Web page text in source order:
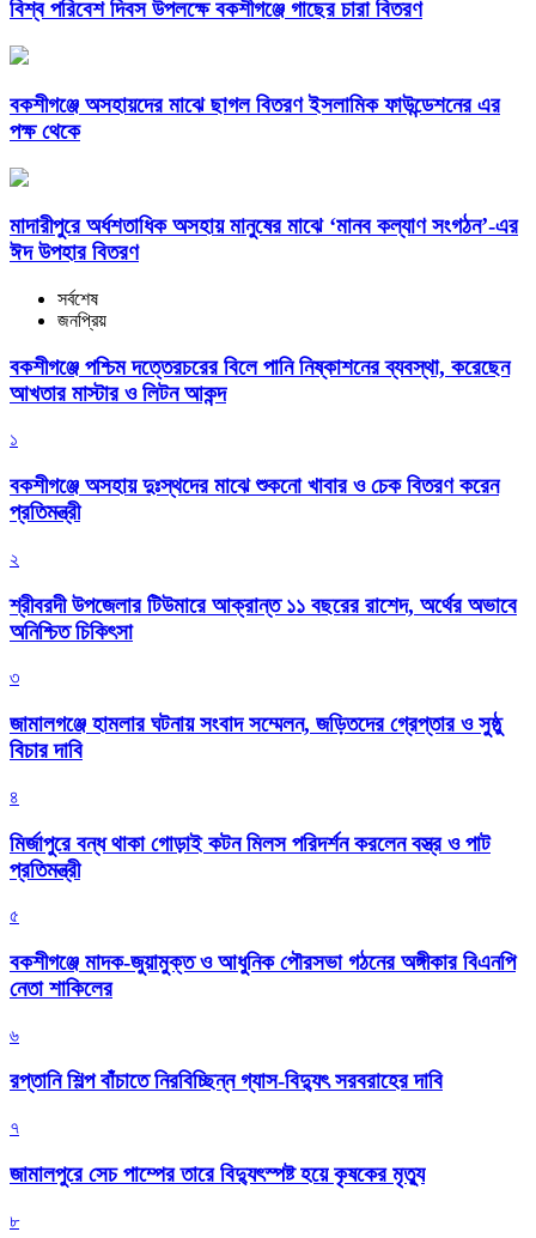
বিশ্ব পরিবেশ দিবস উপলক্ষে বকশীগঞ্জে গাছের চারা বিতরণ
বকশীগঞ্জে অসহায়দের মাঝে ছাগল বিতরণ ইসলামিক ফাউন্ডেশনের এর
পক্ষ থেকে
মাদারীপুরে অর্ধশতাধিক অসহায় মানুষের মাঝে ‘মানব কল্যাণ সংগঠন’-এর
ঈদ উপহার বিতরণ
সর্বশেষ
জনপ্রিয়
বকশীগঞ্জে পশ্চিম দত্তেরচরের বিলে পানি নিষ্কাশনের ব্যবস্থা, করেছেন
আখতার মাস্টার ও লিটন আকন্দ
১
বকশীগঞ্জে অসহায় দুঃস্থদের মাঝে শুকনো খাবার ও চেক বিতরণ করেন
প্রতিমন্ত্রী
২
শ্রীবরদী উপজেলার টিউমারে আক্রান্ত ১১ বছরের রাশেদ, অর্থের অভাবে
অনিশ্চিত চিকিৎসা
৩
জামালগঞ্জে হামলার ঘটনায় সংবাদ সম্মেলন, জড়িতদের গ্রেপ্তার ও সুষ্ঠু
বিচার দাবি
৪
মির্জাপুরে বন্ধ থাকা গোড়াই কটন মিলস পরিদর্শন করলেন বস্ত্র ও পাট
প্রতিমন্ত্রী
৫
বকশীগঞ্জে মাদক-জুয়ামুক্ত ও আধুনিক পৌরসভা গঠনের অঙ্গীকার বিএনপি
নেতা শাকিলের
৬
রপ্তানি শিল্প বাঁচাতে নিরবিচ্ছিন্ন গ্যাস-বিদ্যুৎ সরবরাহের দাবি
৭
জামালপুরে সেচ পাম্পের তারে বিদ্যুৎস্পষ্ট হয়ে কৃষকের মৃত্যু
৮